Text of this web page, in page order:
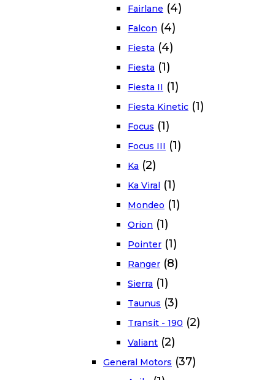
Fairlane (4)
Falcon (4)
Fiesta (4)
Fiesta (1)
Fiesta II (1)
Fiesta Kinetic (1)
Focus (1)
Focus III (1)
Ka (2)
Ka Viral (1)
Mondeo (1)
Orion (1)
Pointer (1)
Ranger (8)
Sierra (1)
Taunus (3)
Transit - 190 (2)
Valiant (2)
General Motors (37)